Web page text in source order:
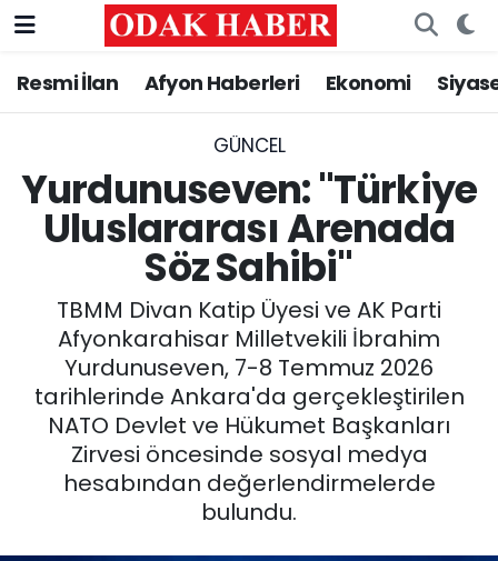
Resmi İlan Afyon Haberleri Ekonomi
GÜNCEL
Yurdunuseven: "Türkiye
Uluslararası Arenada
Söz Sahibi"
TBMM Divan Katip Üyesi ve AK Parti
Afyonkarahisar Milletvekili İbrahim
Yurdunuseven, 7-8 Temmuz 2026
tarihlerinde Ankara'da gerçekleştirilen
NATO Devlet ve Hükumet Başkanları
Zirvesi öncesinde sosyal medya
hesabından değerlendirmelerde
bulundu.
AFYONKARAHİSAR HABERLERİ
ASAYİŞ
SİYASET
EĞİTİM
MAGAZİN
SAĞLIK
Nöbetçi Eczaneler
Trafik Durumu
Süper Lig Puan Durumu ve Fikstür
Tüm Manşetler
Son Dakika Haberleri
Haber Arşivi